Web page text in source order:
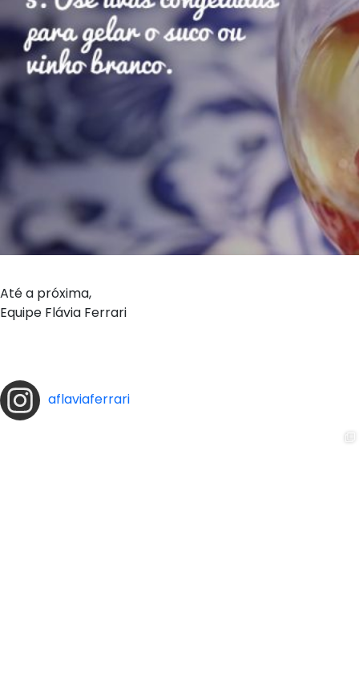
Até a próxima,
Equipe Flávia Ferrari
aflaviaferrari